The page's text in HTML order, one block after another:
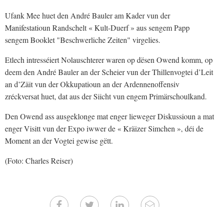
Ufank Mee huet den André Bauler am Kader vun der
Manifestatioun Randschelt « Kult-Duerf » aus sengem Papp
sengem Booklet "Beschwerliche Zeiten" virgelies.
Etlech intresséiert Nolauschterer waren op dësen Owend komm, op
deem den André Bauler an der Scheier vun der Thillenvogtei d’Leit
an d’Zäit vun der Okkupatioun an der Ardennenoffensiv
zréckversat huet, dat aus der Siicht vun engem Primärschoulkand.
Den Owend ass ausgeklonge mat enger lieweger Diskussioun a mat
enger Visitt vun der Expo iwwer de « Kräizer Simchen », déi de
Moment an der Vogtei gewise gëtt.
(Foto: Charles Reiser)